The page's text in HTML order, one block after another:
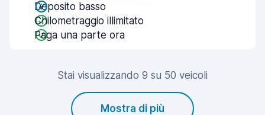
Deposito basso
Chilometraggio illimitato
Paga una parte ora
Stai visualizzando 9 su 50 veicoli
Mostra di più